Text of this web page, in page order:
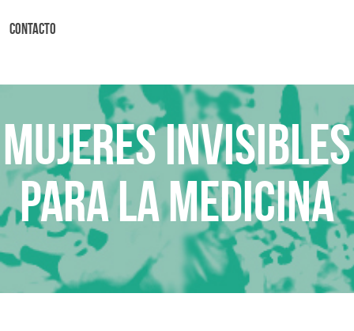
Contacto
Mujeres invisibles
para la medicina